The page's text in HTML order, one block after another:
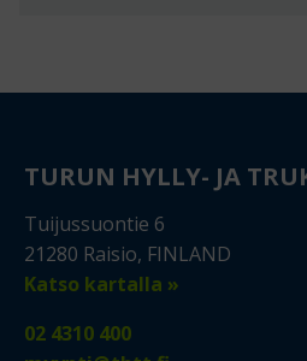
TURUN HYLLY- JA
Tuijussuontie 6
21280 Raisio, FINLAND
Katso kartalla »
02 4310 400